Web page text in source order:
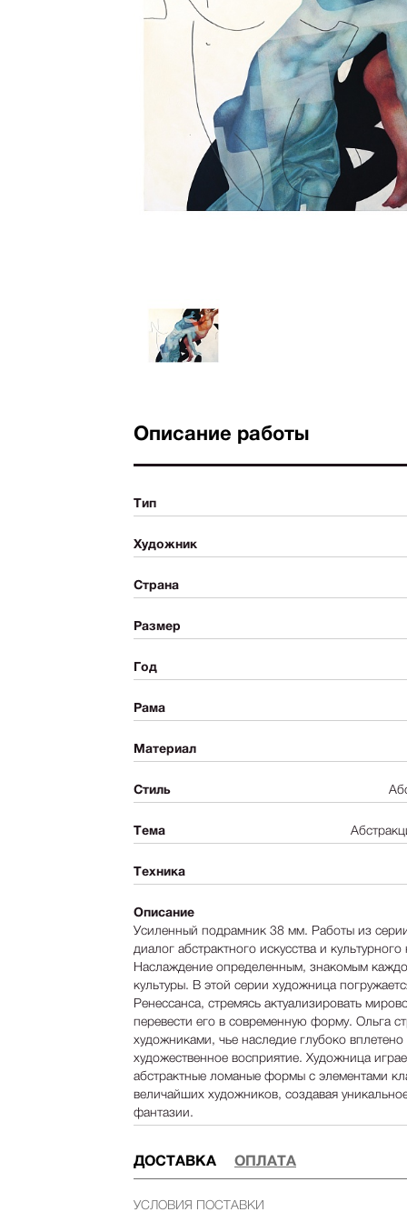
Описание работы
Тип
Художник
Страна
Размер
Год
Рама
Материал
Стиль
Тема
Техника
Описание
Усиленный подрамник 38 мм. Работы из
диалог абстрактного искусства и
Наслаждение определенным, знакомым
культуры. В этой серии художница
Ренессанса, стремясь актуализировать
перевести его в современную форму. Ольга
художниками, чье наследие глубоко вплетено
художественное восприятие. Художница
абстрактные ломаные формы с элементами
величайших художников, создавая
фантазии.
ДОСТАВКА ОПЛАТА
УСЛОВИЯ ПОСТАВКИ